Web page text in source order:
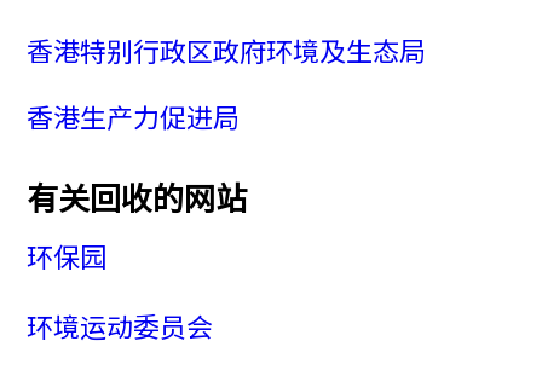
香港特别行政区政府环境及生态局
香港生产力促进局
有关回收的网站
环保园
环境运动委员会